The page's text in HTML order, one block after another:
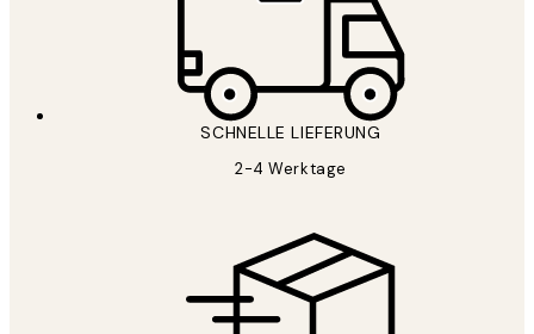
SCHNELLE LIEFERUNG
2-4 Werktage